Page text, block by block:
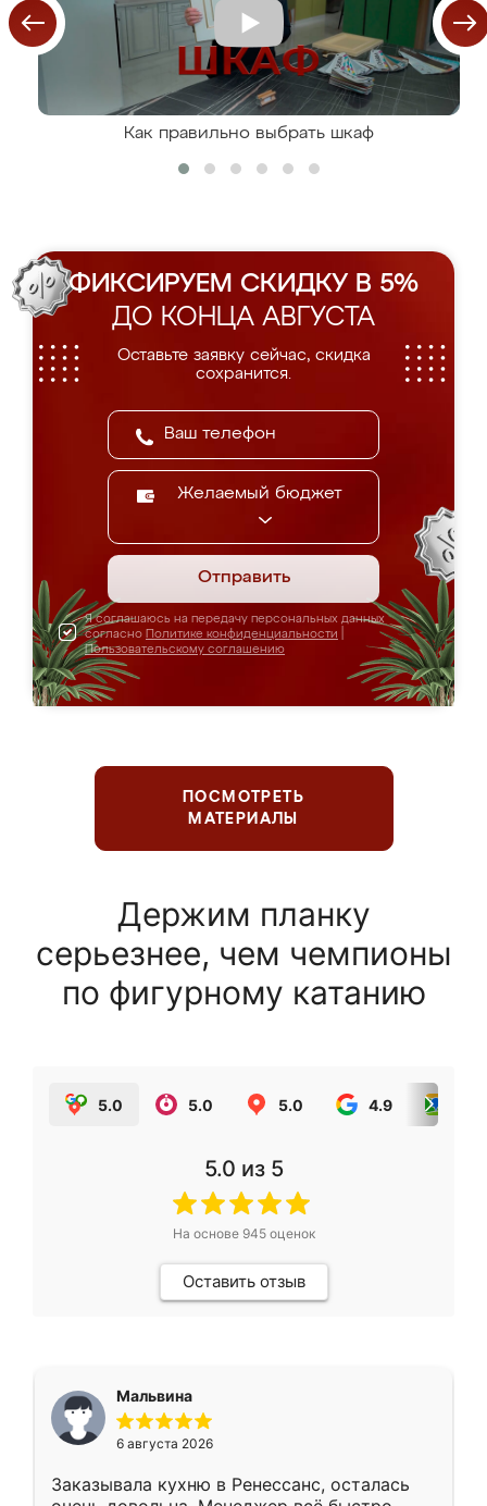
Как правильно выбрать шкаф
ФИКСИРУЕМ СКИДКУ В 5%
ДО КОНЦА АВГУСТА
Оставьте заявку сейчас, скидка
сохранится.
Желаемый бюджет
Отправить
Я соглашаюсь на передачу персональных данных
согласно Политике конфиденциальности
Пользовательскому соглашению
ПОСМОТРЕТЬ
МАТЕРИАЛЫ
Держим планку
серьезнее, чем чемпионы
по фигурному катанию
5.0 5.0 5.0 4.9
5.0 из 5
На основе 945оценок
Оставить отзыв
Мальвина
6 августа 2026
Заказывала кухню в Ренессанс, осталась